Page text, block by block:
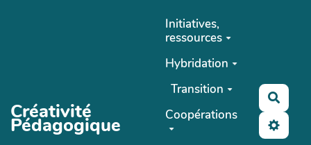
Créativité
Pédagogique
Initiatives,
ressources
Hybridation
Transition
Coopérations